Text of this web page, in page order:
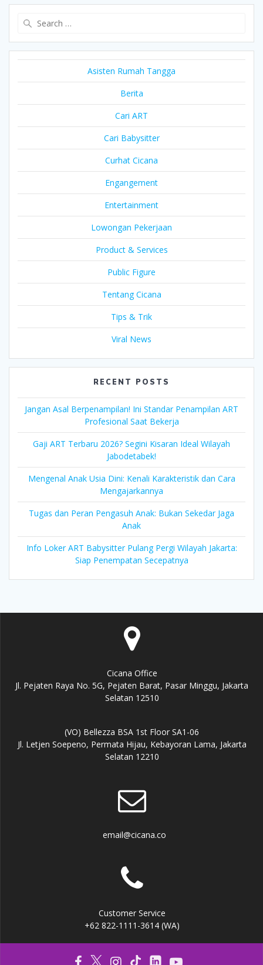
Asisten Rumah Tangga
Berita
Cari ART
Cari Babysitter
Curhat Cicana
Engangement
Entertainment
Lowongan Pekerjaan
Product & Services
Public Figure
Tentang Cicana
Tips & Trik
Viral News
RECENT POSTS
Jangan Asal Berpenampilan! Ini Standar Penampilan ART
Profesional Saat Bekerja
Gaji ART Terbaru 2026? Segini Kisaran Ideal Wilayah
Jabodetabek!
Mengenal Anak Usia Dini: Kenali Karakteristik dan Cara
Mengajarkannya
Tugas dan Peran Pengasuh Anak: Bukan Sekedar Jaga
Anak
Info Loker ART Babysitter Pulang Pergi Wilayah Jakarta:
Siap Penempatan Secepatnya
Cicana Office
Jl. Pejaten Raya No. 5G, Pejaten Barat, Pasar Minggu, Jakarta
Selatan 12510
(VO) Bellezza BSA 1st Floor SA1-06
Jl. Letjen Soepeno, Permata Hijau, Kebayoran Lama, Jakarta
Selatan 12210
email@cicana.co
Customer Service
+62 822-1111-3614 (WA)